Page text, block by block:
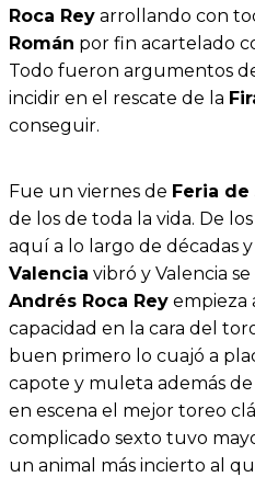
Roca Rey arrollando con
Román por fin acartelado
Todo fueron argumentos
incidir en el rescate de la
conseguir.
Fue un viernes de Feria de
de los de toda la vida. De
aquí a lo largo de décadas
Valencia vibró y Valencia
Andrés Roca Rey empieza
capacidad en la cara del
buen primero lo cuajó a
capote y muleta además
en escena el mejor toreo
complicado sexto tuvo
un animal más incierto al